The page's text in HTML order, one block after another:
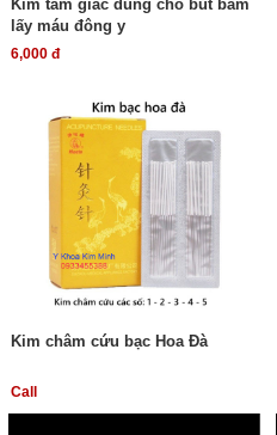
Kim tam giác dùng cho bút bấm
lấy máu đông y
6,000 đ
Kim châm cứu bạc Hoa Đà
Call